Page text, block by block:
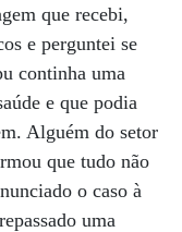
que recebi,
e perguntei se
continha uma
e que podia
Alguém do setor
que tudo não
o caso à
uma